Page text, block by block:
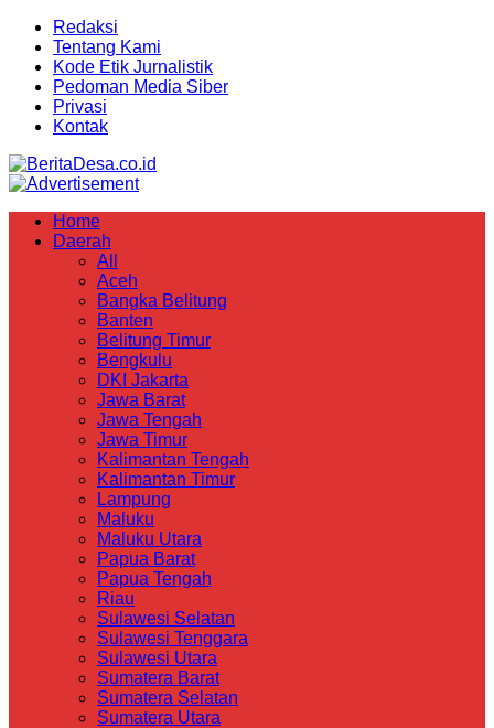
Redaksi
Tentang Kami
Kode Etik Jurnalistik
Pedoman Media Siber
Privasi
Kontak
Home
Daerah
All
Aceh
Bangka Belitung
Banten
Belitung Timur
Bengkulu
DKI Jakarta
Jawa Barat
Jawa Tengah
Jawa Timur
Kalimantan Tengah
Kalimantan Timur
Lampung
Maluku
Maluku Utara
Papua Barat
Papua Tengah
Riau
Sulawesi Selatan
Sulawesi Tenggara
Sulawesi Utara
Sumatera Barat
Sumatera Selatan
Sumatera Utara